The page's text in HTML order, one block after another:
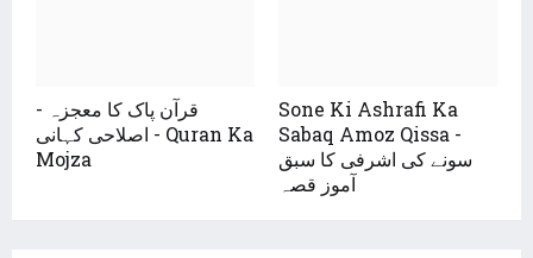
قرآن پاک کا معجزہ -
اصلاحی کہانی - Quran Ka
Mojza
Sone Ki Ashrafi Ka
Sabaq Amoz Qissa -
سونے کی اشرفی کا سبق
آموز قصہ